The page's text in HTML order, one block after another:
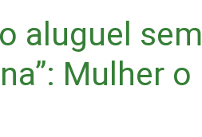
aluguel sem
Mulher o